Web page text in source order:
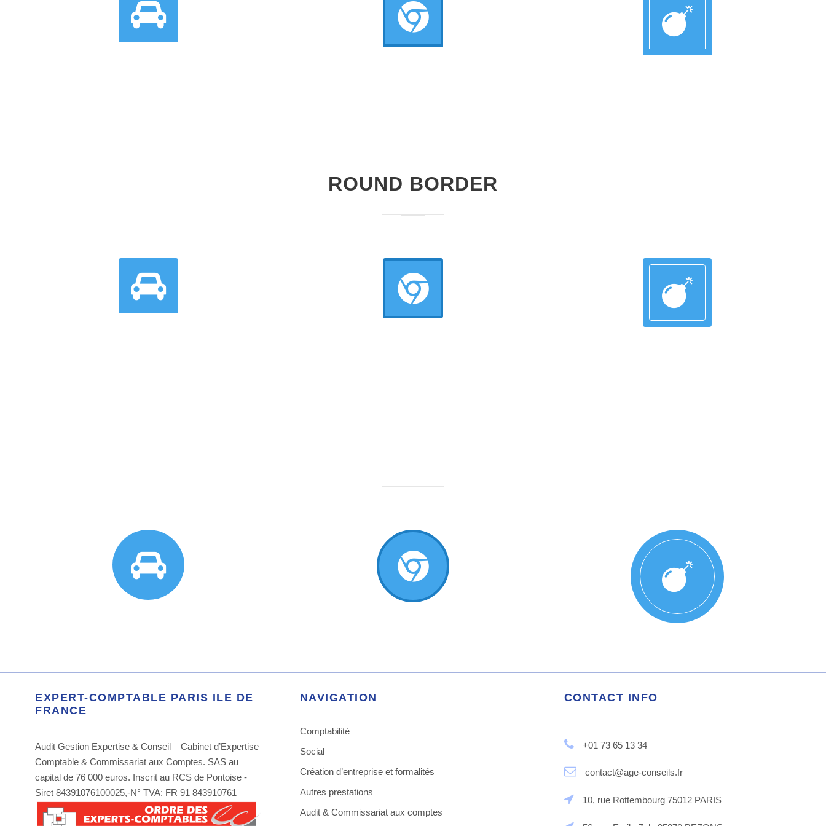
ROUND BORDER
EXPERT-COMPTABLE PARIS ILE DE
FRANCE
Audit Gestion Expertise & Conseil – Cabinet d’Expertise
Comptable & Commissariat aux Comptes. SAS au
capital de 76 000 euros. Inscrit au RCS de Pontoise -
Siret 84391076100025,-N° TVA: FR 91 843910761
NAVIGATION
Comptabilité
Social
Création d’entreprise et formalités
Autres prestations
Audit & Commissariat aux comptes
CONTACT INFO
+01 73 65 13 34
contact@age-conseils.fr
10, rue Rottembourg 75012 PARIS